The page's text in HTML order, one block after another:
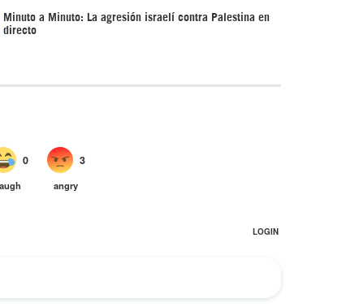
Minuto a Minuto: La agresión israelí contra Palestina en
directo